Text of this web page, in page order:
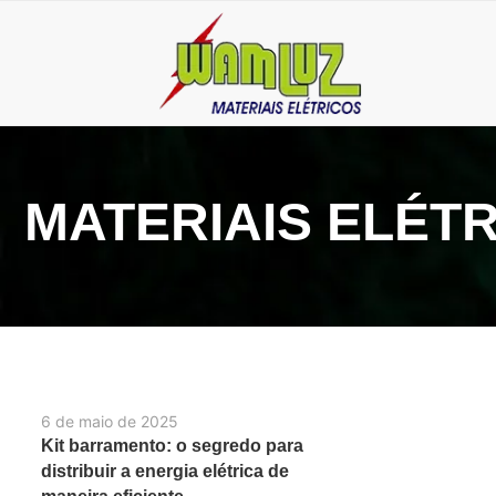
MATERIAIS
6 de maio de 2025
Kit barramento: o segredo para
distribuir a energia elétrica de